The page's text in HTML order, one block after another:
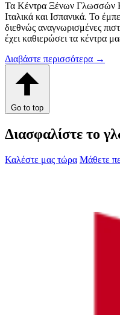
Τα Κέντρα Ξένων Γλωσσών
Ιταλικά και Ισπανικά. Το
διεθνώς αναγνωρισμένες
έχει καθιερώσει τα κέντρα
Διαβάστε περισσότερα →
Go to top
Διασφαλίστε το
Καλέστε μας τώρα Μάθετε